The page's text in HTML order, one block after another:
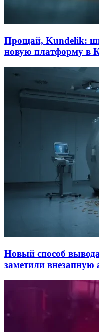
Прощай, Kundelik:
новую платформу в
Новый способ
заметили внезапную